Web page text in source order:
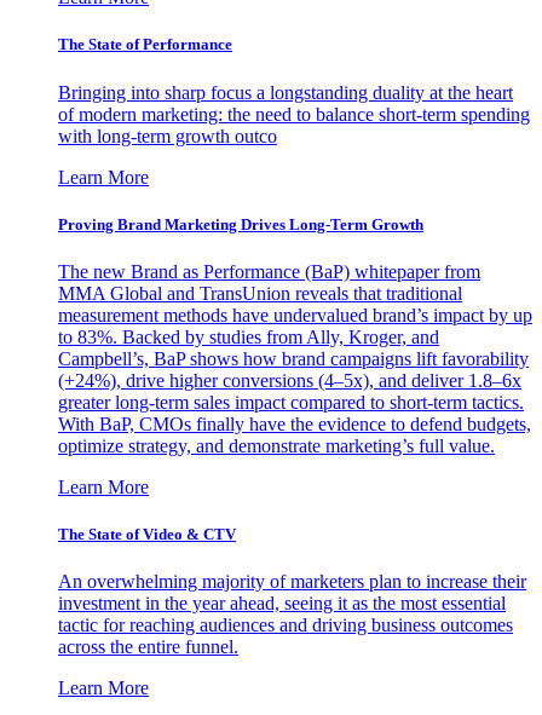
The State of Performance
Bringing into sharp focus a longstanding duality at the heart
of modern marketing: the need to balance short-term spending
with long-term growth outco
Learn More
Proving Brand Marketing Drives Long-Term Growth
The new Brand as Performance (BaP) whitepaper from
MMA Global and TransUnion reveals that traditional
measurement methods have undervalued brand’s impact by up
to 83%. Backed by studies from Ally, Kroger, and
Campbell’s, BaP shows how brand campaigns lift favorability
(+24%), drive higher conversions (4–5x), and deliver 1.8–6x
greater long-term sales impact compared to short-term tactics.
With BaP, CMOs finally have the evidence to defend budgets,
optimize strategy, and demonstrate marketing’s full value.
Learn More
The State of Video & CTV
An overwhelming majority of marketers plan to increase their
investment in the year ahead, seeing it as the most essential
tactic for reaching audiences and driving business outcomes
across the entire funnel.
Learn More